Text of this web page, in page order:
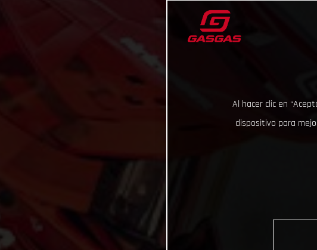
Al hacer clic en
dispositivo para